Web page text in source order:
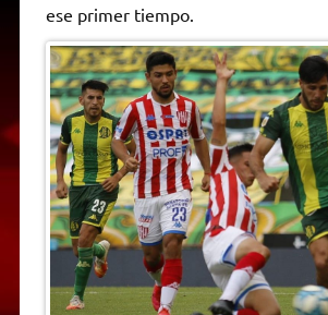
ese primer tiempo.